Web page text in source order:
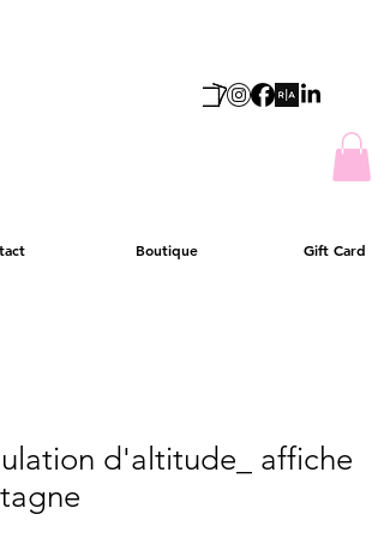
Boutique Gift Card
d'altitude_ affiche